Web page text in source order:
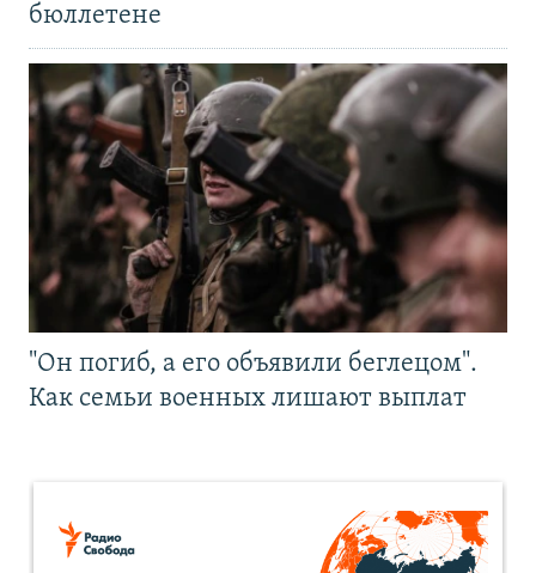
бюллетене
"Он погиб, а его объявили беглецом".
Как семьи военных лишают выплат